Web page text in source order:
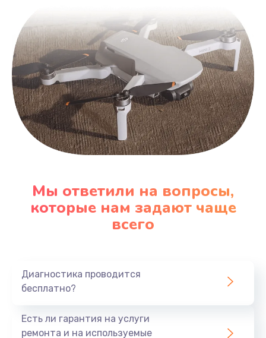
Мы ответили на вопросы,
которые нам задают чаще
всего
Диагностика проводится
бесплатно?
Есть ли гарантия на услуги
ремонта и на используемые